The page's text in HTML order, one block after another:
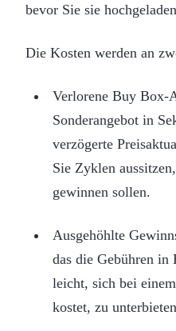
bevor Sie sie
Die Kosten werden an
Verlorene Buy Box-
Sonderangebot in
verzögerte
Sie Zyklen
gewinnen sollen.
Ausgehöhlte
das die Gebühren in
leicht, sich bei
kostet, zu